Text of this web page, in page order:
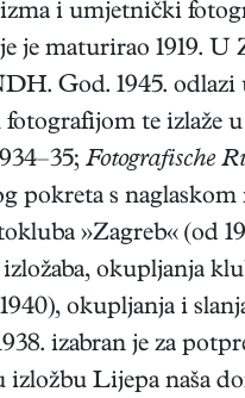
i umjetnički
je maturirao 1919.
God. 1945.
te izlaže
Fotografische
pokreta s
»Zagreb« (od
okupljanja
okupljanja i
izabran je za
Lijepa naša